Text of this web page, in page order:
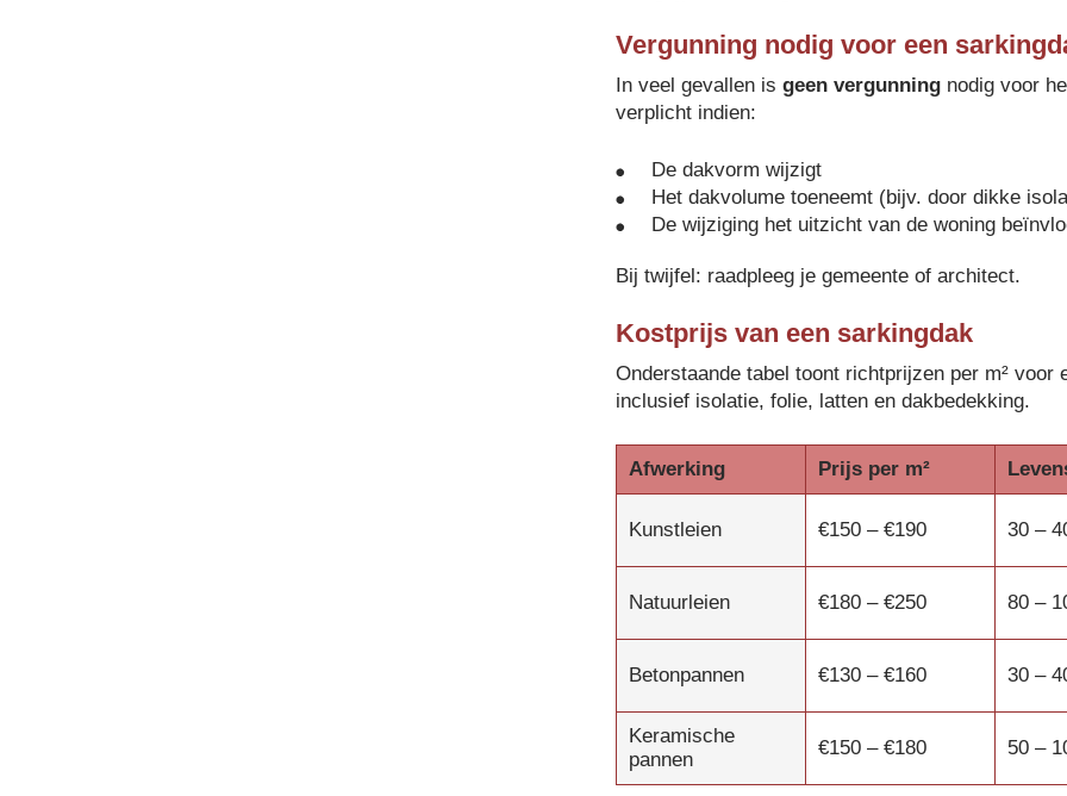
Vergunning nodig voor een
In veel gevallen is geen vergunning nodig voor
verplicht indien:
De dakvorm wijzigt
Het dakvolume toeneemt (bijv. door dikke
De wijziging het uitzicht van de woning
Bij twijfel: raadpleeg je gemeente of architect.
Kostprijs van een sarkingdak
Onderstaande tabel toont richtprijzen per m² voor
inclusief isolatie, folie, latten en dakbedekking.
Afwerking Prijs per m²
Kunstleien €150 – €190 30 –
Natuurleien €180 – €250 80 –
Betonpannen €130 – €160 30 –
Keramische
pannen
€150 – €180 50 –